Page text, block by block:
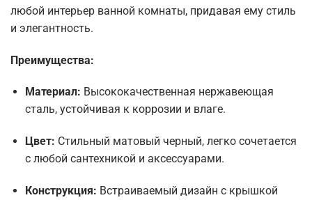
любой интерьер ванной комнаты, придавая ему стиль
и элегантность.
Преимущества:
Материал: Высококачественная нержавеющая
сталь, устойчивая к коррозии и влаге.
Цвет: Стильный матовый черный, легко сочетается
с любой сантехникой и аксессуарами.
Конструкция: Встраиваемый дизайн с крышкой